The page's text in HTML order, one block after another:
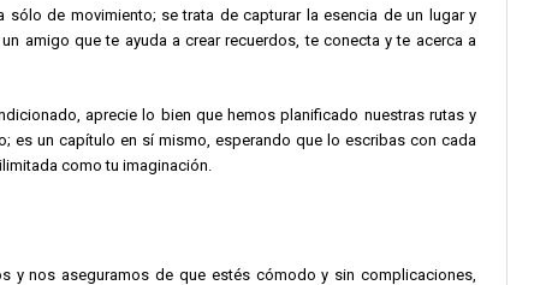
de movimiento; se trata de capturar la esencia de un lugar y
amigo que te ayuda a crear recuerdos, te conecta y te acerca a
aprecie lo bien que hemos planificado nuestras rutas y
es un capítulo en sí mismo, esperando que lo escribas con cada
como tu imaginación.
y nos aseguramos de que estés cómodo y sin complicaciones,